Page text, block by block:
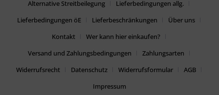
Alternative Streitbeilegung
Lieferbedingungen allg.
Lieferbedingungen öE
Lieferbeschränkungen
Über uns
Kontakt
Wer kann hier einkaufen?
Versand und Zahlungsbedingungen
Zahlungsarten
Widerrufsrecht
Datenschutz Widerrufsformular
AGB
Impressum